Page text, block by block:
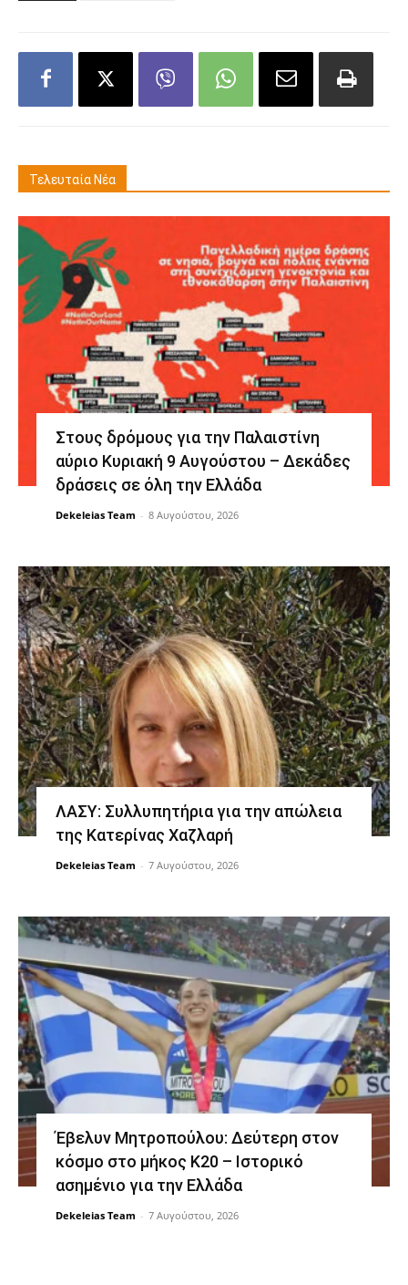
Τελευταία Νέα
Στους δρόμους για την Παλαιστίνη
αύριο Κυριακή 9 Αυγούστου – Δεκάδες
δράσεις σε όλη την Ελλάδα
Dekeleias Team - 8 Αυγούστου, 2026
ΛΑΣΥ: Συλλυπητήρια για την απώλεια
της Κατερίνας Χαζλαρή
Dekeleias Team - 7 Αυγούστου, 2026
Έβελυν Μητροπούλου: Δεύτερη στον
κόσμο στο μήκος Κ20 – Ιστορικό
ασημένιο για την Ελλάδα
Dekeleias Team - 7 Αυγούστου, 2026